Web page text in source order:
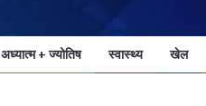
अध्यात्म + ज्योतिष स्वास्थ्य खेल